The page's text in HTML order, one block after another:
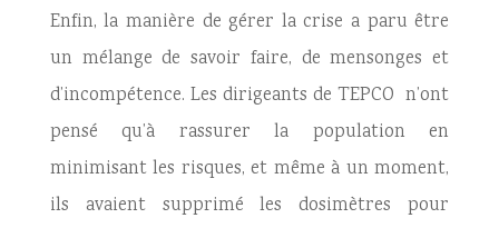
Enfin, la manière de gérer la crise a paru être
un mélange de savoir faire, de mensonges et
d’incompétence. Les dirigeants de TEPCO n’ont
pensé qu’à rassurer la population en
minimisant les risques, et même à un moment,
ils avaient supprimé les dosimètres pour